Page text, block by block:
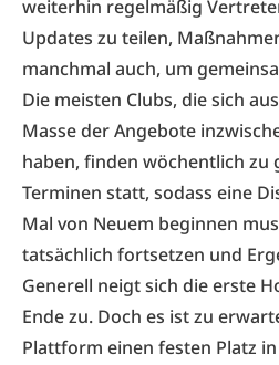
weiterhin regelmäßig
Updates zu teilen,
manchmal auch, um
Die meisten Clubs, die sich
Masse der Angebote
haben, finden wöchentlich zu
Terminen statt, sodass eine
Mal von Neuem beginnen
tatsächlich fortsetzen und
Generell neigt sich die erste
Ende zu. Doch es ist zu
Plattform einen festen Platz